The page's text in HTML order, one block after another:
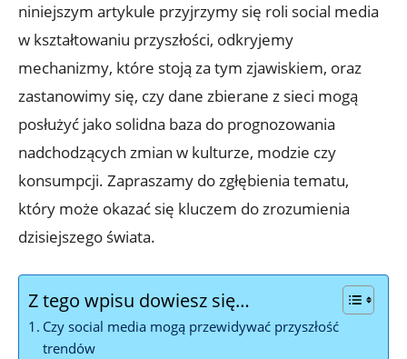
niniejszym artykule przyjrzymy się roli social media
w kształtowaniu przyszłości, odkryjemy
mechanizmy, które stoją za tym zjawiskiem, oraz
zastanowimy się, czy dane zbierane z sieci mogą
posłużyć jako solidna baza do prognozowania
nadchodzących zmian w kulturze, modzie czy
konsumpcji. Zapraszamy do zgłębienia tematu,
który może okazać się kluczem do zrozumienia
dzisiejszego świata.
Z tego wpisu dowiesz się…
Czy social media mogą przewidywać przyszłość
trendów